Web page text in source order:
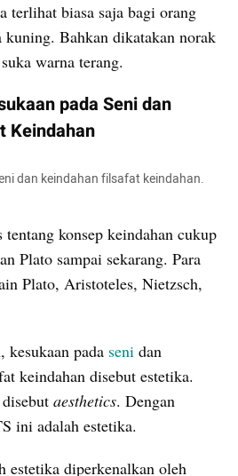
terlihat biasa saja bagi orang
kuning. Bahkan dikatakan norak
warna terang.
pada Seni dan
Keindahan
dan keindahan filsafat keindahan.
konsep keindahan cukup
Plato sampai sekarang. Para
Plato, Aristoteles, Nietzsch,
kesukaan pada seni dan
keindahan disebut estetika.
aesthetics. Dengan
ini adalah estetika.
estetika diperkenalkan oleh